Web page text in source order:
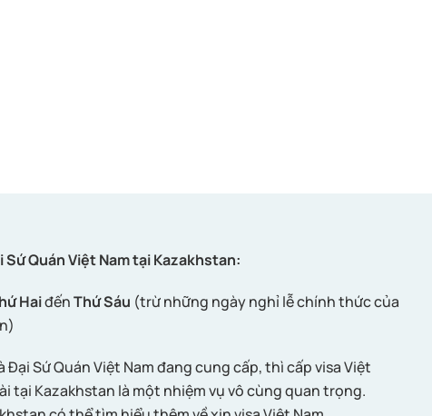
Quán Việt Nam tại Kazakhstan:
HaiđếnThứ Sáu (trừ những ngày nghỉ lễ chính thức của
Đại Sứ Quán Việt Nam đang cung cấp, thì cấp visa Việt
tại Kazakhstan là một nhiệm vụ vô cùng quan trọng.